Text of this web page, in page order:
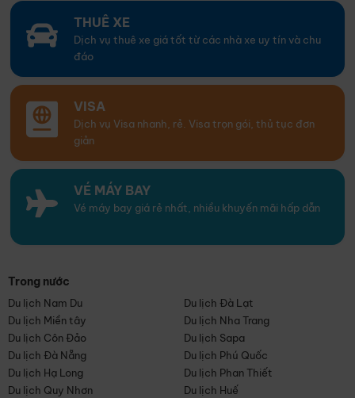
THUÊ XE
Dịch vụ thuê xe giá tốt từ các nhà xe uy tín và chu
đáo
VISA
Dịch vụ Visa nhanh, rẻ. Visa trọn gói, thủ tục đơn
giản
VÉ MÁY BAY
Vé máy bay giá rẻ nhất, nhiều khuyến mãi hấp dẫn
Trong nước
Du lịch Nam Du
Du lịch Đà Lạt
Du lịch Miền tây
Du lịch Nha Trang
Du lịch Côn Đảo
Du lịch Sapa
Du lịch Đà Nẵng
Du lịch Phú Quốc
Du lịch Hạ Long
Du lịch Phan Thiết
Du lịch Quy Nhơn
Du lịch Huế